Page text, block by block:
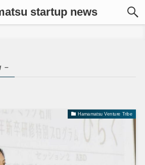
startup news
–
Hamamatsu Venture Tribe